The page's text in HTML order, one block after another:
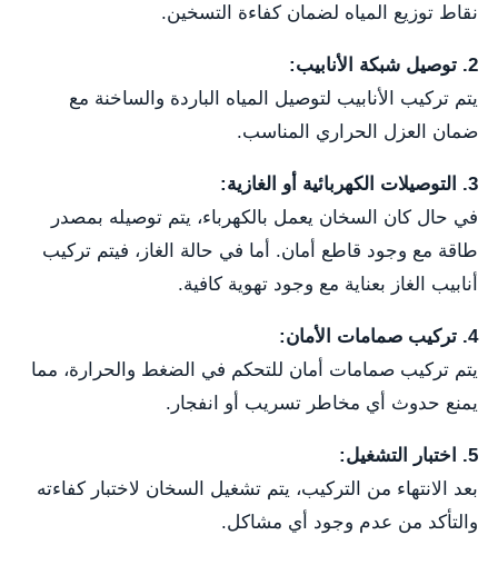
نقاط توزيع المياه لضمان كفاءة التسخين.
2. توصيل شبكة الأنابيب:
يتم تركيب الأنابيب لتوصيل المياه الباردة والساخنة مع
ضمان العزل الحراري المناسب.
3. التوصيلات الكهربائية أو الغازية:
في حال كان السخان يعمل بالكهرباء، يتم توصيله بمصدر
طاقة مع وجود قاطع أمان. أما في حالة الغاز، فيتم تركيب
أنابيب الغاز بعناية مع وجود تهوية كافية.
4. تركيب صمامات الأمان:
يتم تركيب صمامات أمان للتحكم في الضغط والحرارة، مما
يمنع حدوث أي مخاطر تسريب أو انفجار.
5. اختبار التشغيل:
بعد الانتهاء من التركيب، يتم تشغيل السخان لاختبار كفاءته
والتأكد من عدم وجود أي مشاكل.